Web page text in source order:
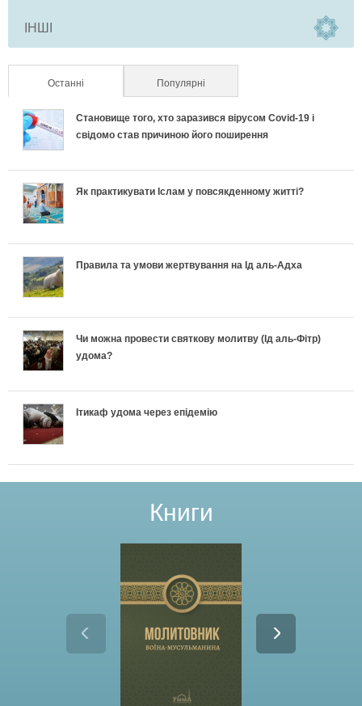
ІНШІ
Останні (активна вкладка)Популярні
Становище того, хто заразився вірусом Covid-19 і
свідомо став причиною його поширення
Як практикувати Іслам у повсякденному житті?
Правила та умови жертвування на Ід аль-Адха
Чи можна провести святкову молитву (Ід аль-Фітр)
удома?
Ітикаф удома через епідемію
Книги